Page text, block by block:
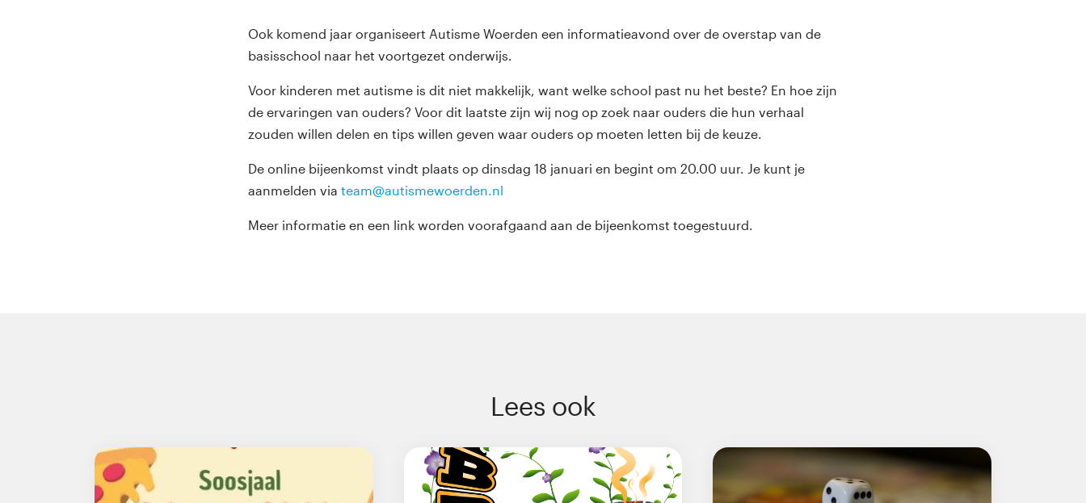
Ook komend jaar organiseert Autisme Woerden een informatieavond over de overstap van de
basisschool naar het voortgezet onderwijs.
Voor kinderen met autisme is dit niet makkelijk, want welke school past nu het beste? En hoe zijn
de ervaringen van ouders? Voor dit laatste zijn wij nog op zoek naar ouders die hun verhaal
zouden willen delen en tips willen geven waar ouders op moeten letten bij de keuze.
De online bijeenkomst vindt plaats op dinsdag 18 januari en begint om 20.00 uur. Je kunt je
aanmelden via team@autismewoerden.nl
Meer informatie en een link worden voorafgaand aan de bijeenkomst toegestuurd.
Lees ook